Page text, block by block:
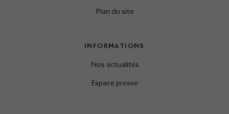
Plan du site
INFORMATIONS
Nos actualités
Espace presse